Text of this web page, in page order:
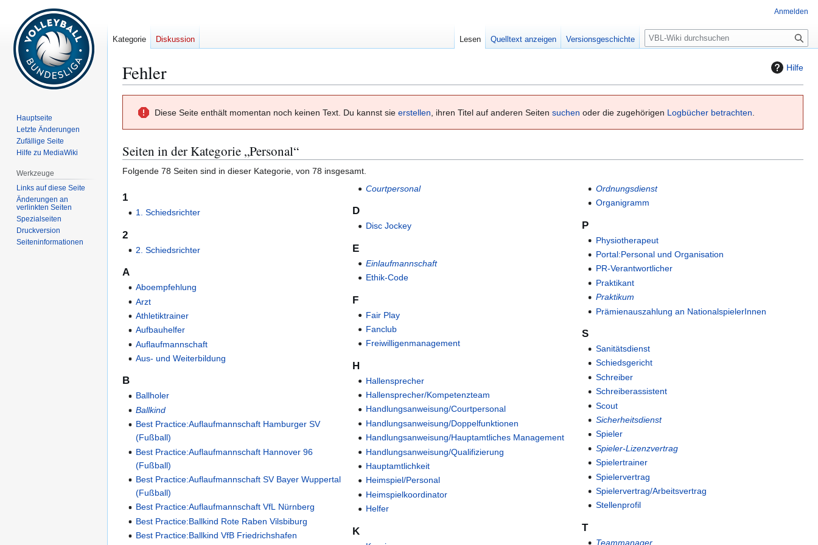
Hilfe
Fehler
Navigation
springen
Suche
springen
Diese Seite enthält momentan noch keinen Text. Du kannst sie erstellen , ihren Titel auf anderen Seiten suchen oder die zugehörigen Logbücher betrachten
Seiten in der Kategorie „Personal“
Folgende 78 Seiten sind in dieser Kategorie, von 78 insgesamt.
1
1. Schiedsrichter
2
2. Schiedsrichter
A
Aboempfehlung
Arzt
Athletiktrainer
Aufbauhelfer
Auflaufmannschaft
Aus- und Weiterbildung
B
Ballholer
Ballkind
Best Practice:Auflaufmannschaft Hamburger SV
(Fußball)
Best Practice:Auflaufmannschaft Hannover 96
(Fußball)
Best Practice:Auflaufmannschaft SV Bayer Wuppertal
(Fußball)
Best Practice:Auflaufmannschaft VfL Nürnberg
Best Practice:Ballkind Rote Raben Vilsbiburg
Best Practice:Ballkind VfB Friedrichshafen
Courtpersonal
D
Disc Jockey
E
Einlaufmannschaft
Ethik-Code
F
Fair Play
Fanclub
Freiwilligenmanagement
H
Hallensprecher
Hallensprecher/Kompetenzteam
Handlungsanweisung/Courtpersonal
Handlungsanweisung/Doppelfunktionen
Handlungsanweisung/Hauptamtliches Management
Handlungsanweisung/Qualifizierung
Hauptamtlichkeit
Heimspiel/Personal
Heimspielkoordinator
Helfer
K
Ordnungsdienst
Organigramm
P
Physiotherapeut
Portal:Personal und Organisation
PR-Verantwortlicher
Praktikant
Praktikum
Prämienauszahlung an NationalspielerInnen
S
Sanitätsdienst
Schiedsgericht
Schreiber
Schreiberassistent
Scout
Sicherheitsdienst
Spieler
Spieler-Lizenzvertrag
Spielertrainer
Spielervertrag
Spielervertrag/Arbeitsvertrag
Stellenprofil
T
Teammanager
Anmelden
Kategorie Diskussion Lesen Quelltext anzeigen Versionsgeschichte
S
u
e
Hauptseite
Letzte Änderungen
Zufällige Seite
Hilfe zu MediaWiki
Werkzeuge
Links auf diese Seite
Änderungen an
verlinkten Seiten
Spezialseiten
Druckversion
Seiten­­informationen